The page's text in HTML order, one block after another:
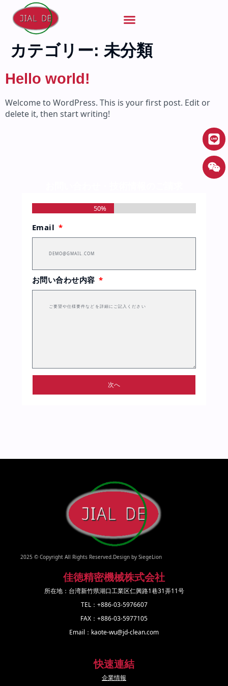
カテゴリー: 未分類
Hello world!
Welcome to WordPress. This is your first post. Edit or
delete it, then start writing!
50%
Email
お問い合わせ内容
次へ
2025 © Copyright All Rights Reserved.Design bySiegeLion
佳徳精密機械株式会社
所在地：台湾新竹県湖口工業区仁興路1巷31弄11号
TEL：+886-03-5976607
FAX：+886-03-5977105
Email：kaote-wu@jd-clean.com
快速連結
企業情報